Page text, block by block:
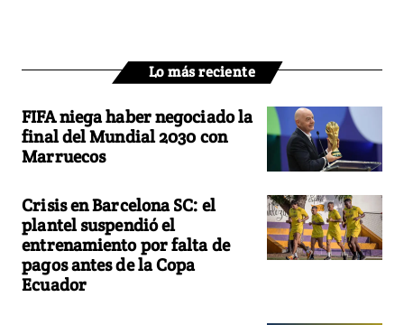
Lo más reciente
FIFA niega haber negociado la
final del Mundial 2030 con
Marruecos
Crisis en Barcelona SC: el
plantel suspendió el
entrenamiento por falta de
pagos antes de la Copa
Ecuador